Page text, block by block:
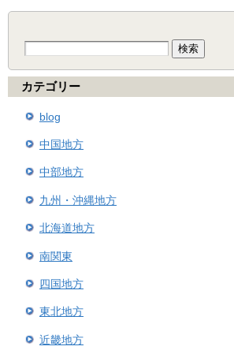
索:
カテゴリー
blog
中国地方
中部地方
九州・沖縄地方
北海道地方
南関東
四国地方
東北地方
近畿地方